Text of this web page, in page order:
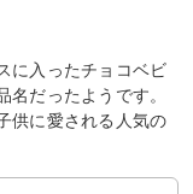
に入ったチョコベビ
だったようです。
供に愛される人気の